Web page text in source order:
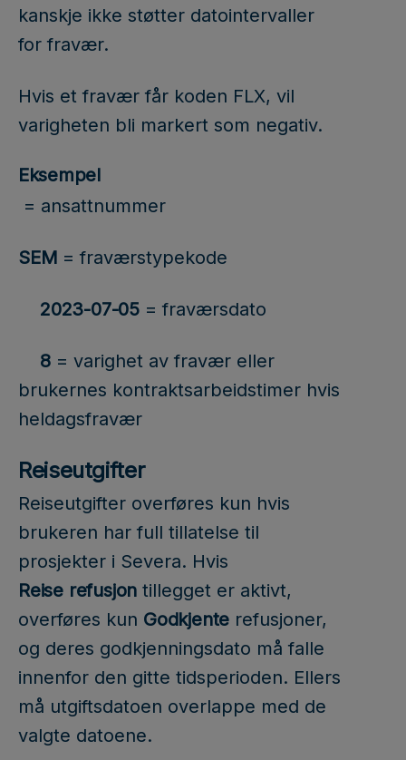
kanskje ikke støtter datointervaller
for fravær.
Hvis et fravær får koden FLX, vil
varigheten bli markert som negativ.
Eksempel
= ansattnummer
SEM = fraværstypekode
2023-07-05 = fraværsdato
8= varighet av fravær eller
brukernes kontraktsarbeidstimer hvis
heldagsfravær
Reiseutgifter
Reiseutgifter overføres kun hvis
brukeren har full tillatelse til
prosjekter i Severa. Hvis
Reise refusjontillegget er aktivt,
overføres kun Godkjente refusjoner,
og deres godkjenningsdato må falle
innenfor den gitte tidsperioden. Ellers
må utgiftsdatoen overlappe med de
valgte datoene.